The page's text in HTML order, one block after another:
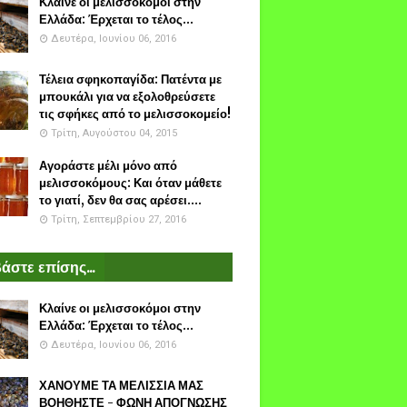
Ελλάδα: Έρχεται το τέλος...
Δευτέρα, Ιουνίου 06, 2016
Τέλεια σφηκοπαγίδα: Πατέντα με
μπουκάλι για να εξολοθρεύσετε
τις σφήκες από το μελισσοκομείο!
Τρίτη, Αυγούστου 04, 2015
Αγοράστε μέλι μόνο από
μελισσοκόμους: Και όταν μάθετε
το γιατί, δεν θα σας αρέσει....
Τρίτη, Σεπτεμβρίου 27, 2016
επίσης...
Κλαίνε οι μελισσοκόμοι στην
Ελλάδα: Έρχεται το τέλος...
Δευτέρα, Ιουνίου 06, 2016
ΧΑΝΟΥΜΕ ΤΑ ΜΕΛΙΣΣΙΑ ΜΑΣ
ΒΟΗΘΗΣΤΕ - ΦΩΝΗ ΑΠΟΓΝΩΣΗΣ